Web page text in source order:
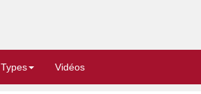
Types Vidéos